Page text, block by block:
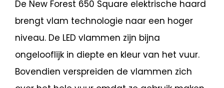
De New Forest 650 Square elektrische haard
brengt vlam technologie naar een hoger
niveau. De LED vlammen zijn bijna
ongelooflijk in diepte en kleur van het vuur.
Bovendien verspreiden de vlammen zich